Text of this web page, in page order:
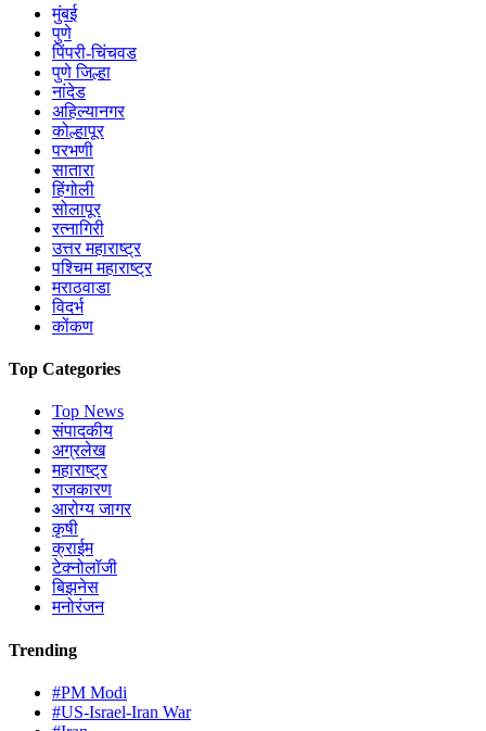
मुंबई
पुणे
पिंपरी-चिंचवड
पुणे जिल्हा
नांदेड
अहिल्यानगर
कोल्हापूर
परभणी
सातारा
हिंगोली
सोलापूर
रत्नागिरी
उत्तर महाराष्ट्र
पश्चिम महाराष्ट्र
मराठवाडा
विदर्भ
कोंकण
Top Categories
Top News
संपादकीय
अग्रलेख
महाराष्ट्र
राजकारण
आरोग्य जागर
कृषी
क्राईम
टेक्नोलॉजी
बिझनेस
मनोरंजन
Trending
#PM Modi
#US-Israel-Iran War